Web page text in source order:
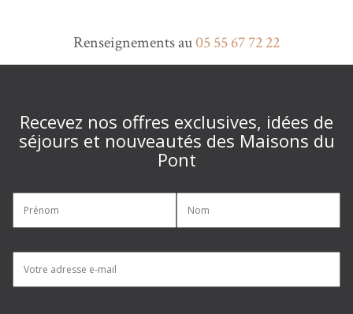
Renseignements au05 55 67 72 22
Recevez nos offres exclusives, idées de
séjours et nouveautés des Maisons du
Pont